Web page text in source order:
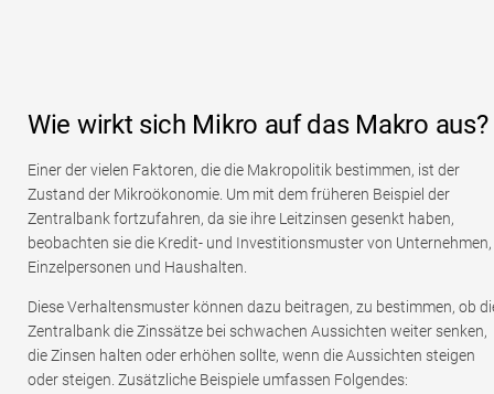
Wie wirkt sich Mikro auf das Makro aus?
Einer der vielen Faktoren, die die Makropolitik bestimmen, ist der
Zustand der Mikroökonomie. Um mit dem früheren Beispiel der
Zentralbank fortzufahren, da sie ihre Leitzinsen gesenkt haben,
beobachten sie die Kredit- und Investitionsmuster von Unternehmen,
Einzelpersonen und Haushalten.
Diese Verhaltensmuster können dazu beitragen, zu bestimmen, ob
Zentralbank die Zinssätze bei schwachen Aussichten weiter senken,
die Zinsen halten oder erhöhen sollte, wenn die Aussichten steigen
oder steigen. Zusätzliche Beispiele umfassen Folgendes: